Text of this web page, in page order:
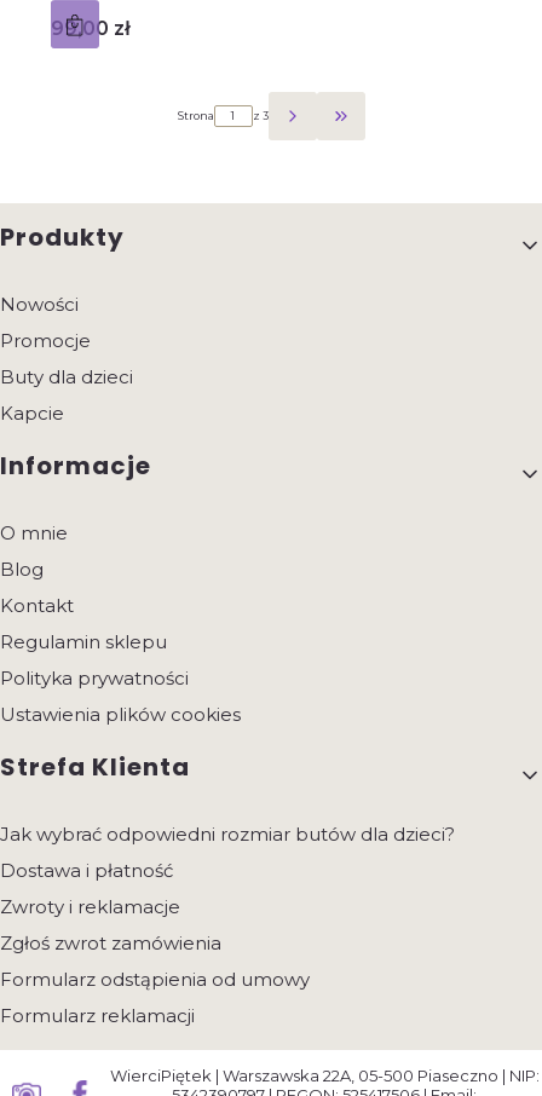
Cena
99,00 zł
Strona z 3 Przejdź do ostatniej strony
Linki w stopce
Produkty
Nowości
Promocje
Buty dla dzieci
Kapcie
Informacje
O mnie
Blog
Kontakt
Regulamin sklepu
Polityka prywatności
Ustawienia plików cookies
Strefa Klienta
Jak wybrać odpowiedni rozmiar butów dla dzieci?
Dostawa i płatność
Zwroty i reklamacje
Zgłoś zwrot zamówienia
Formularz odstąpienia od umowy
Formularz reklamacji
WierciPiętek | Warszawska 22A, 05-500 Piaseczno | NIP: